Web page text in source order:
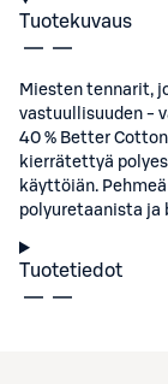
Tuotekuvaus
Miesten tennarit,
vastuullisuuden -
40 % Better
kierrätettyä
käyttöiän.
polyuretaanista ja
Tuotetiedot